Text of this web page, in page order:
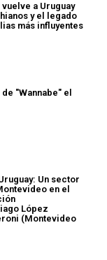
a Uruguay
y el legado
más influyentes
"Wannabe" el
Un sector
en el
López
(Montevideo